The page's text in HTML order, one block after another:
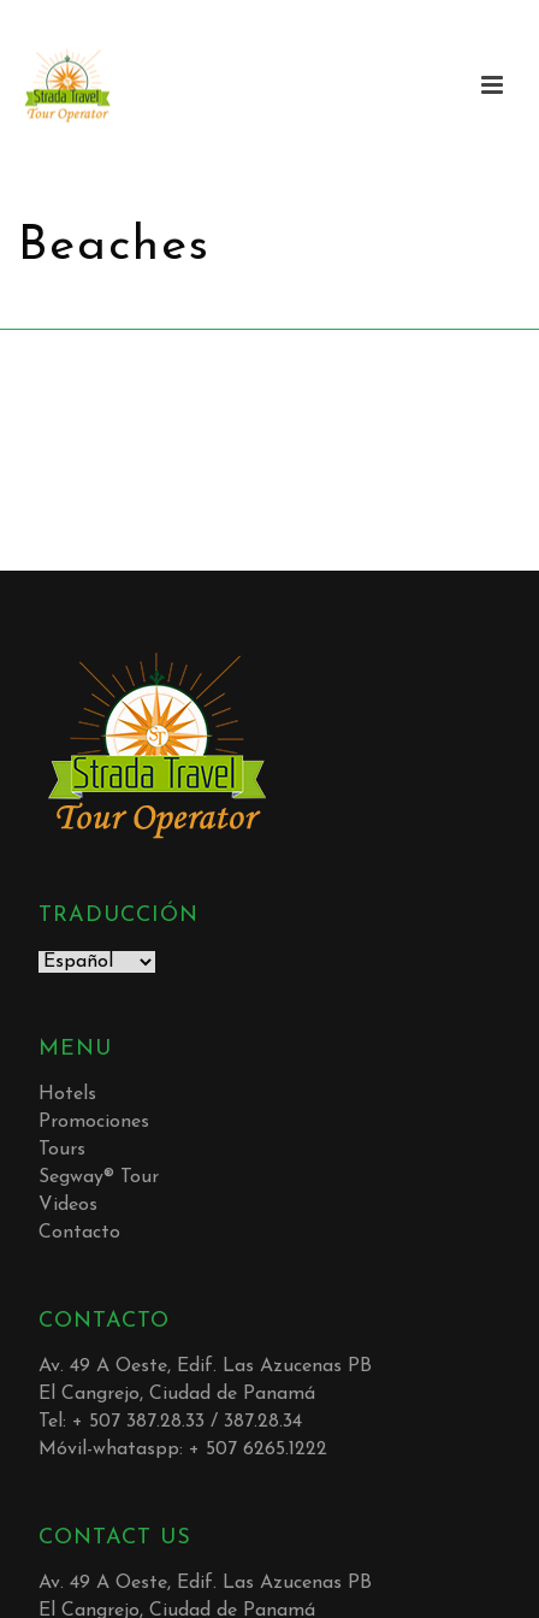
Beaches
TRADUCCIÓN
MENU
Hotels
Promociones
Tours
Segway® Tour
Videos
Contacto
CONTACTO
Av. 49 A Oeste, Edif. Las Azucenas PB
El Cangrejo, Ciudad de Panamá
Tel: + 507 387.28.33 / 387.28.34
Móvil-whataspp: + 507 6265.1222
CONTACT US
Av. 49 A Oeste, Edif. Las Azucenas PB
El Cangrejo, Ciudad de Panamá